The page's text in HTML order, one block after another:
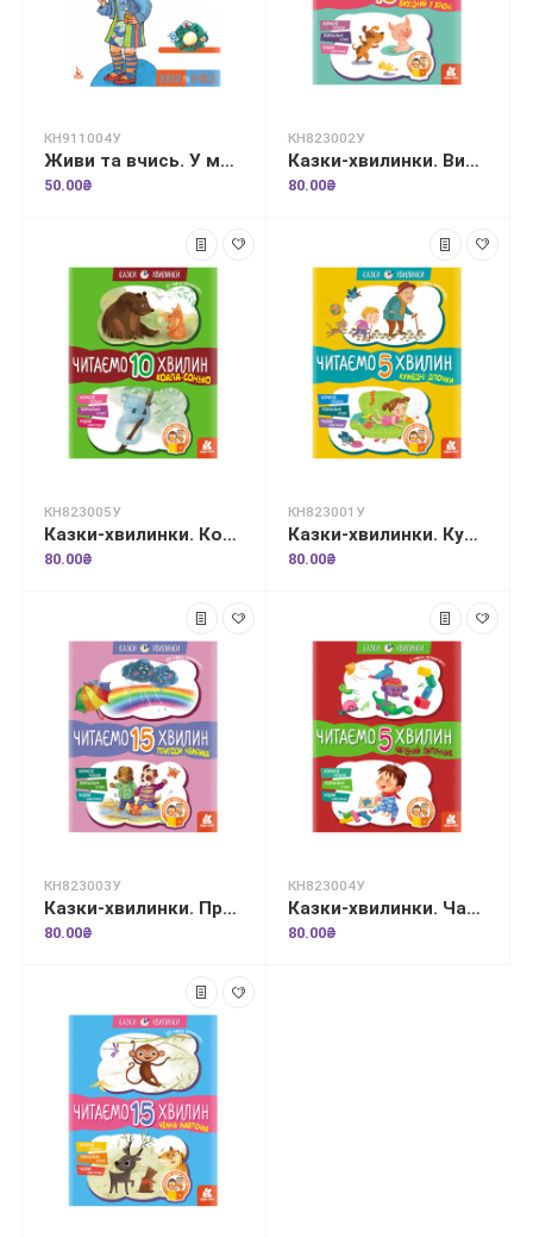
КН911004У
Живи та вчись. У мене порушення слуху
50.00₴
КН823002У
Казки-хвилинки. Вихідний у хрюні. Читаємо 10 хвилин. 2-й рівень складності
80.00₴
КН823005У
Казки-хвилинки. Коала-сонько. Читаємо 10 хвилин. 2-й рівень складності
80.00₴
КН823001У
Казки-хвилинки. Кумедні діточки. Читаємо 5 хвилин. 1-й рівень складності
80.00₴
КН823003У
Казки-хвилинки. Пригоди Нямрика. Читаємо 15 хвилин. 3-й рівень складності
80.00₴
КН823004У
Казки-хвилинки. Чарівний Липунчик. Читаємо 5 хвилин. 1-й рівень складності
80.00₴